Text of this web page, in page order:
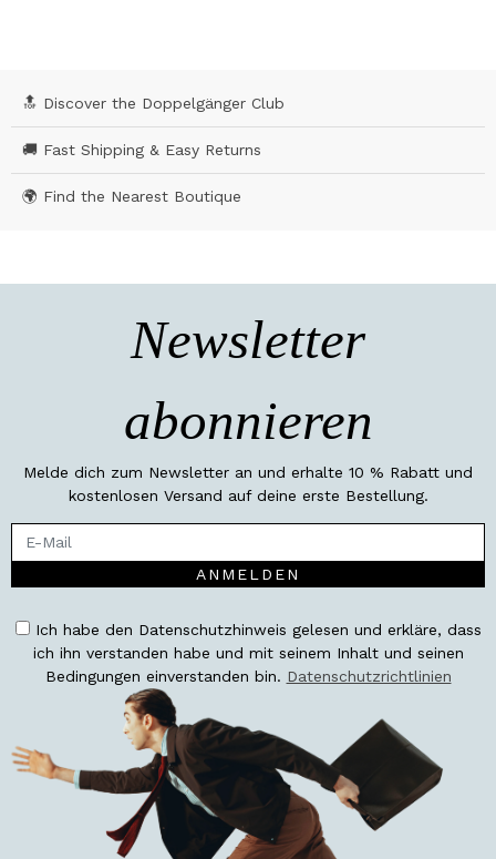
🔝 Discover the Doppelgänger Club
🚚 Fast Shipping & Easy Returns
🌍 Find the Nearest Boutique
Newsletter
abonnieren
Melde dich zum Newsletter an und erhalte 10 % Rabatt und
kostenlosen Versand auf deine erste Bestellung.
ANMELDEN
Ich habe den Datenschutzhinweis gelesen und erkläre, dass
ich ihn verstanden habe und mit seinem Inhalt und seinen
Bedingungen einverstanden bin. Datenschutzrichtlinien